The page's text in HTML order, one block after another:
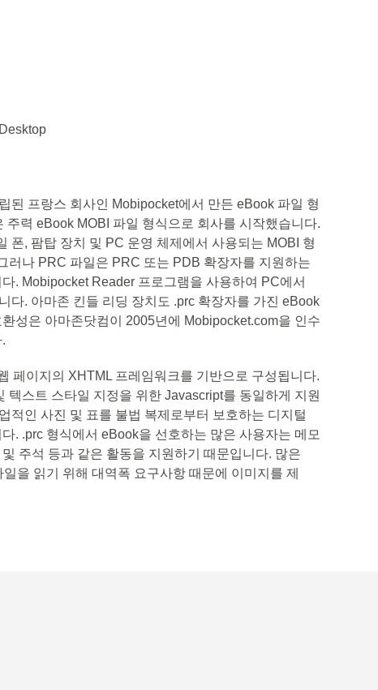
된 프랑스 회사인 Mobipocket에서 만든 eBook 파일 형
주력 eBook MOBI 파일 형식으로 회사를 시작했습니다.
폰, 팜탑 장치 및 PC 운영 체제에서 사용되는 MOBI 형
러나 PRC 파일은 PRC 또는 PDB 확장자를 지원하는
. Mobipocket Reader 프로그램을 사용하여 PC에서
다. 아마존 킨들 리딩 장치도 .prc 확장자를 가진 eBook
성은 아마존닷컴이 2005년에 Mobipocket.com을 인수
페이지의 XHTML 프레임워크를 기반으로 구성됩니다.
텍스트 스타일 지정을 위한 Javascript를 동일하게 지원
적인 사진 및 표를 불법 복제로부터 보호하는 디지털
. .prc 형식에서 eBook을 선호하는 많은 사용자는 메모
주석 등과 같은 활동을 지원하기 때문입니다. 많은
을 읽기 위해 대역폭 요구사항 때문에 이미지를 제